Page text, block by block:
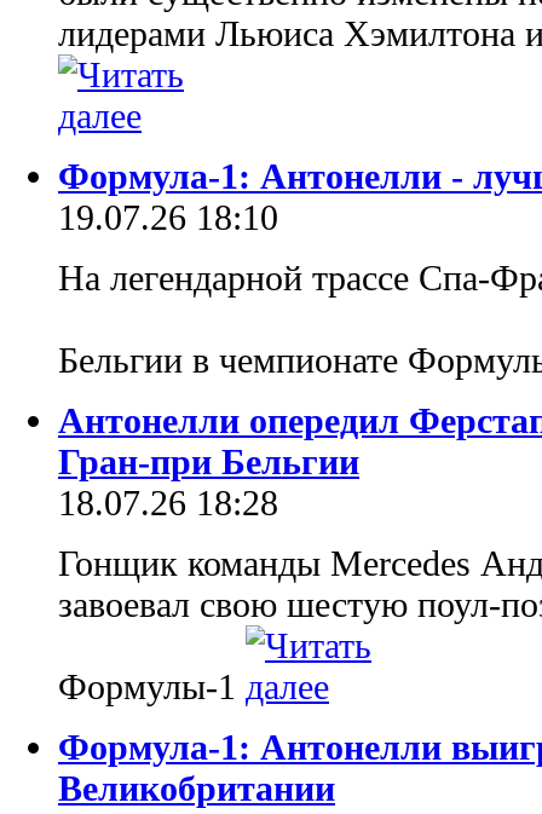
лидерами Льюиса Хэмилтона
Формула-1: Антонелли -
19.07.26 18:10
На легендарной трассе Спа-
Бельгии в чемпионате
Антонелли опередил
Гран-при Бельгии
18.07.26 18:28
Гонщик команды Mercedes
завоевал свою шестую поул-
Формулы-1
Формула-1: Антонелли
Великобритании